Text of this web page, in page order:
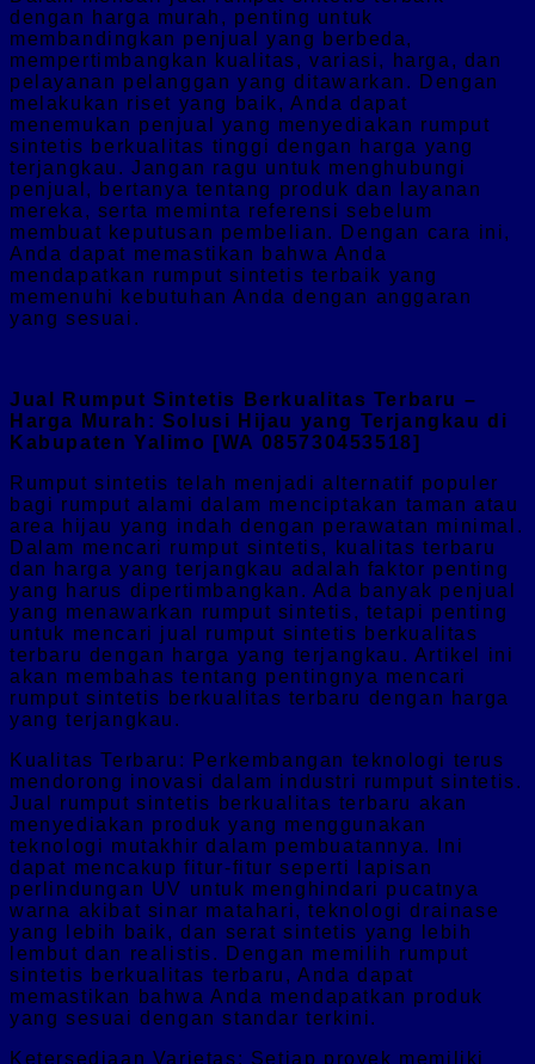
dengan harga murah, penting untuk
membandingkan penjual yang berbeda,
mempertimbangkan kualitas, variasi, harga, dan
pelayanan pelanggan yang ditawarkan. Dengan
melakukan riset yang baik, Anda dapat
menemukan penjual yang menyediakan rumput
sintetis berkualitas tinggi dengan harga yang
terjangkau. Jangan ragu untuk menghubungi
penjual, bertanya tentang produk dan layanan
mereka, serta meminta referensi sebelum
membuat keputusan pembelian. Dengan cara ini,
Anda dapat memastikan bahwa Anda
mendapatkan rumput sintetis terbaik yang
memenuhi kebutuhan Anda dengan anggaran
yang sesuai.
Jual Rumput Sintetis Berkualitas Terbaru –
Harga Murah: Solusi Hijau yang Terjangkau di
Kabupaten Yalimo [WA 085730453518]
Rumput sintetis telah menjadi alternatif populer
bagi rumput alami dalam menciptakan taman atau
area hijau yang indah dengan perawatan minimal.
Dalam mencari rumput sintetis, kualitas terbaru
dan harga yang terjangkau adalah faktor penting
yang harus dipertimbangkan. Ada banyak penjual
yang menawarkan rumput sintetis, tetapi penting
untuk mencari jual rumput sintetis berkualitas
terbaru dengan harga yang terjangkau. Artikel ini
akan membahas tentang pentingnya mencari
rumput sintetis berkualitas terbaru dengan harga
yang terjangkau.
Kualitas Terbaru: Perkembangan teknologi terus
mendorong inovasi dalam industri rumput sintetis.
Jual rumput sintetis berkualitas terbaru akan
menyediakan produk yang menggunakan
teknologi mutakhir dalam pembuatannya. Ini
dapat mencakup fitur-fitur seperti lapisan
perlindungan UV untuk menghindari pucatnya
warna akibat sinar matahari, teknologi drainase
yang lebih baik, dan serat sintetis yang lebih
lembut dan realistis. Dengan memilih rumput
sintetis berkualitas terbaru, Anda dapat
memastikan bahwa Anda mendapatkan produk
yang sesuai dengan standar terkini.
Ketersediaan Varietas: Setiap proyek memiliki